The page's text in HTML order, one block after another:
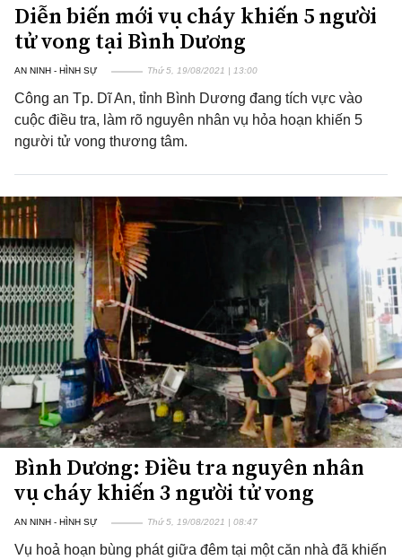
Diễn biến mới vụ cháy khiến 5 người
tử vong tại Bình Dương
AN NINH - HÌNH SỰ Thứ 5, 19/08/2021 | 13:00
Công an Tp. Dĩ An, tỉnh Bình Dương đang tích vực vào
cuộc điều tra, làm rõ nguyên nhân vụ hỏa hoạn khiến 5
người tử vong thương tâm.
Bình Dương: Điều tra nguyên nhân
vụ cháy khiến 3 người tử vong
AN NINH - HÌNH SỰ Thứ 5, 19/08/2021 | 08:47
Vụ hoả hoạn bùng phát giữa đêm tại một căn nhà đã khiến